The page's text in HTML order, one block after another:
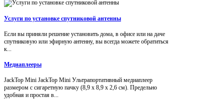
Услуги по установке спутниковой антенны
Если вы приняли решение установить дома, в офисе или на даче
спутниковую или эфирную антенну, вы всегда можете обратиться
к...
Медиаплееры
JackTop Mini JackTop Mini Ультрапортативный медиаплеер
размером с сигаретную пачку (8,9 x 8,9 x 2,6 см). Предельно
удобная и простая в...